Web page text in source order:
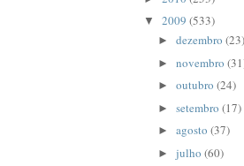
▼ 2009 (533)
► dezembro (23)
► novembro
► outubro (24)
► setembro (17)
► agosto (37)
► julho (60)